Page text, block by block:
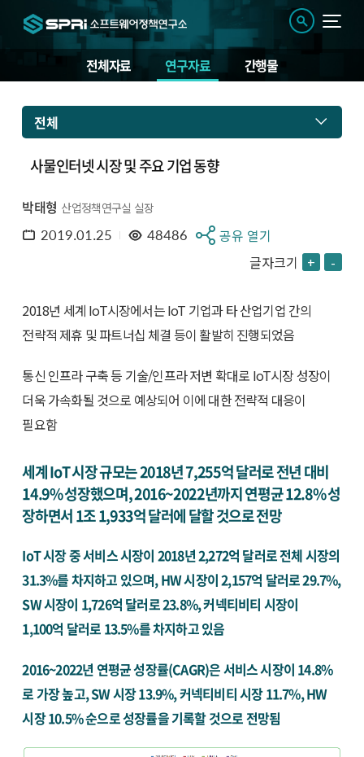
전체자료 연구자료 간행물
전체
사물인터넷 시장 및 주요 기업 동향
박태형 산업정책연구실 실장
2019.01.25 48486
공유 열기
글자크기 + -
2018년 세계 IoT시장에서는 IoT 기업과 타 산업기업 간의
전략적 제휴 및 파트너십 체결 등이 활발히 진행되었음
통신 인프라 구축 등 기술/인프라 저변 확대로 IoT시장 성장이
더욱 가속화될 것으로 예상되어 이에 대한 전략적 대응이
필요함
세계 IoT 시장 규모는 2018년 7,255억 달러로 전년 대비
14.9% 성장했으며, 2016~2022년까지 연평균 12.8% 성
장하면서 1조 1,933억 달러에 달할 것으로 전망
IoT 시장 중 서비스 시장이 2018년 2,272억 달러로 전체 시장의
31.3%를 차지하고 있으며, HW 시장이 2,157억 달러로 29.7%,
SW 시장이 1,726억 달러로 23.8%, 커넥티비티 시장이
1,100억 달러로 13.5%를 차지하고 있음
2016~2022년 연평균 성장률(CAGR)은 서비스 시장이 14.8%
로 가장 높고, SW 시장 13.9%, 커넥티비티 시장 11.7%, HW
시장 10.5% 순으로 성장률을 기록할 것으로 전망됨